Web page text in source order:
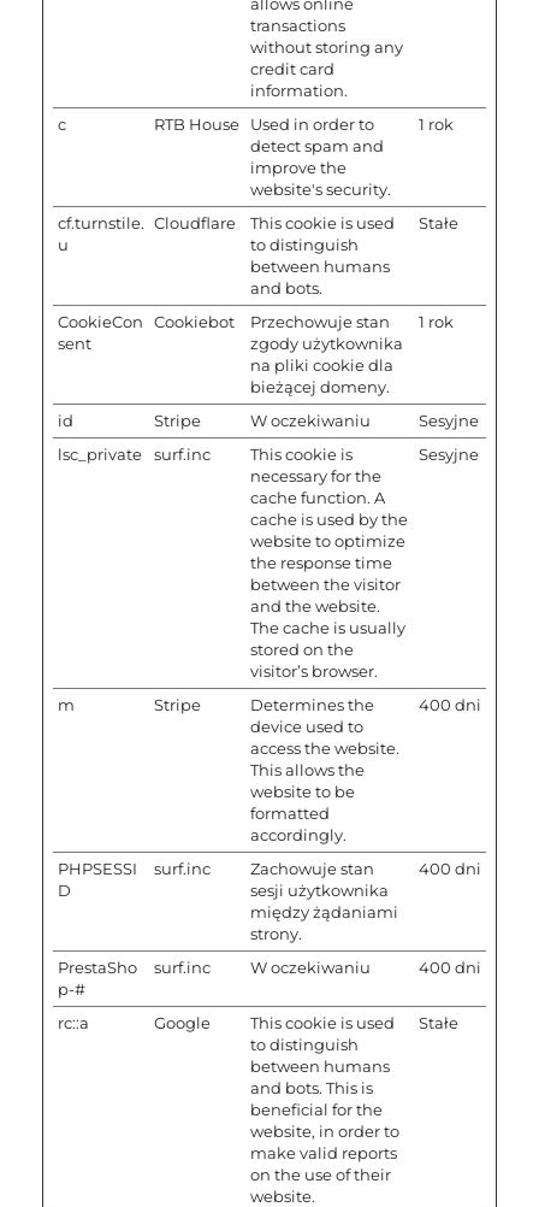
transactions
without storing any
credit card
information.
c
RTB House
Used in order to
detect spam and
improve the
website's security.
1 rok
cf.turnstile.
u
Cloudflare
This cookie is used
to distinguish
between humans
and bots.
Stałe
CookieCon
sent
Cookiebot
Przechowuje stan
zgody użytkownika
na pliki cookie dla
bieżącej domeny.
1 rok
id Stripe W oczekiwaniu
Sesyjne
lsc_private
surf.inc
This cookie is
necessary for the
cache function. A
cache is used by the
website to optimize
the response time
between the visitor
and the website.
The cache is usually
stored on the
visitor’s browser.
Sesyjne
m Stripe
Determines the
device used to
access the website.
This allows the
website to be
formatted
accordingly.
400 dni
PHPSESSI
D
surf.inc
Zachowuje stan
sesji użytkownika
między żądaniami
strony.
400 dni
PrestaSho
p-#
surf.inc W oczekiwaniu 400 dni
rc::a Google
This cookie is used
to distinguish
between humans
and bots. This is
beneficial for the
website, in order to
make valid reports
on the use of their
website.
Stałe